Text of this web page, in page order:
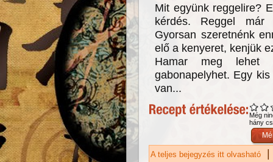
Mit együnk reggelire?
kérdés. Reggel már
Gyorsan szeretnénk
elő a kenyeret, kenjük
Hamar meg lehet
gabonapelyhet. Egy
van...
Még
hány
A teljes bejegyzés itt olvasható |